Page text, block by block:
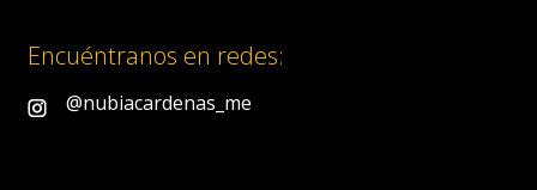
Encuéntranos en redes:
@nubiacardenas_me